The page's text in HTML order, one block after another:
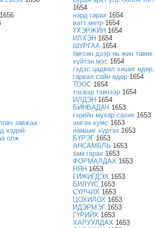
1656
завжаа
хэдий
олж
1654
нэрд гарах 1654
ватт метр 1654
ҮХЭРЖИН 1654
ИЛХЭН 1654
ШУРГАА1654
бөгсөн дээр нь жин тавих
хүйтэн мэс 1654
гэдэс цадвал хишиг
гарвал сайн өдөр1654
ТООС1654
тэсвэр тэвчээр1654
ИЛДЭН 1654
БИНВАДАЧ 1653
гэрийн мухар сахих 1653
эмгэн хумс 1653
намшиг хүртэх 1653
БҮРЭГ1653
АНСАМБЛЬ 1653
зам гарах 1653
ФОРМАЛДАХ 1653
НЯН 1653
ГИЖИГДЭХ 1653
БИЛҮҮС1653
СҮРЧИХ 1653
ЦОХИЛОХ 1653
ИДЭРМЭГ1653
ГҮРИЙХ 1653
ХАРУУЛДАХ 1653